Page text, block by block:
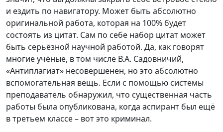
и ездить по навигатору. Может быть абсолютно
оригинальной работа, которая на 100% будет
состоять из цитат. Сам по себе набор цитат может
быть серьёзной научной работой. Да, как говорят
многие учёные, в том числе В.А. Садовничий,
«Антиплагиат» несовершенен, но это абсолютно
вспомогательная вещь. Если с помощью системы
преподаватель обнаружил, что существенная часть
работы была опубликована, когда аспирант был ещё
в третьем классе – вот это криминал.